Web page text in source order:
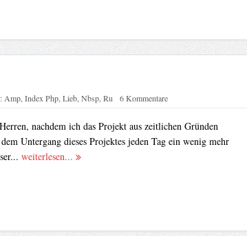
Amp,Index Php,Lieb,Nbsp,Ru 6 Kommentare
nachdem ich das Projekt aus zeitlichen Gründen
Untergang dieses Projektes jeden Tag ein wenig mehr
weiterlesen...